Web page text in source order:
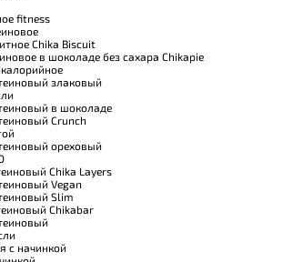
fitness
Chika Biscuit
в шоколаде без сахара Chikapie
злаковый
в шоколаде
Crunch
ореховый
Chika Layers
Vegan
Slim
Chikabar
с начинкой